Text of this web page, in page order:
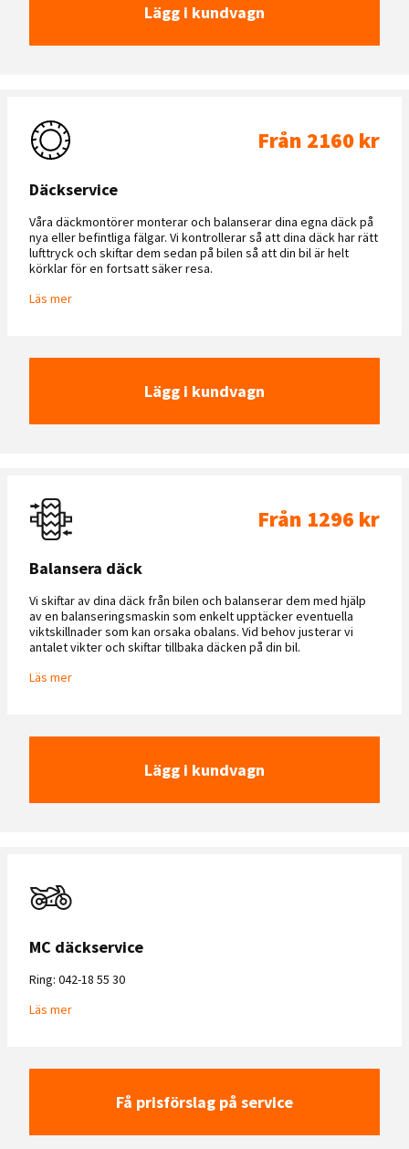
Lägg i kundvagn
Däckservice
Från 2160 kr
Våra däckmontörer monterar och balanserar dina egna däck på
nya eller befintliga fälgar. Vi kontrollerar så att dina däck har rätt
lufttryck och skiftar dem sedan på bilen så att din bil är helt
körklar för en fortsatt säker resa.
Läs mer
Lägg i kundvagn
Balansera däck
Från 1296 kr
Vi skiftar av dina däck från bilen och balanserar dem med hjälp
av en balanseringsmaskin som enkelt upptäcker eventuella
viktskillnader som kan orsaka obalans. Vid behov justerar vi
antalet vikter och skiftar tillbaka däcken på din bil.
Läs mer
Lägg i kundvagn
MC däckservice
Ring: 042-18 55 30
Läs mer
Få prisförslag på service